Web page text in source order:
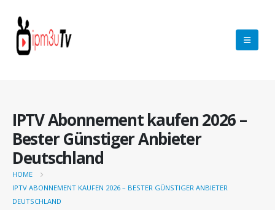
IPTV Abonnement kaufen 2026 –
Bester Günstiger Anbieter
Deutschland
HOME
IPTV ABONNEMENT KAUFEN 2026 – BESTER GÜNSTIGER ANBIETER
DEUTSCHLAND